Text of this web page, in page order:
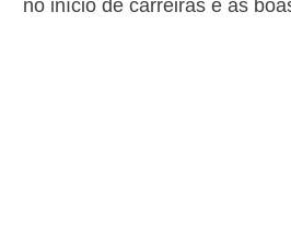
no início de carreiras e as